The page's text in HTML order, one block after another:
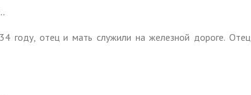
году, отец и мать служили на железной дороге. Отец